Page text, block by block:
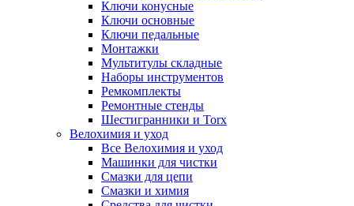
Ключи конусные
Ключи основные
Ключи педальные
Монтажки
Мультитулы складные
Наборы инструментов
Ремкомплекты
Ремонтные стенды
Шестигранники и Torx
Велохимия и уход
Все Велохимия и уход
Машинки для чистки
Смазки для цепи
Смазки и химия